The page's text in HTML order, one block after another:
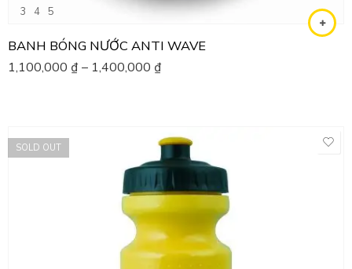
3 4 5
BANH BÓNG NƯỚC ANTI WAVE
1,100,000 ₫ – 1,400,000 ₫
SOLD OUT